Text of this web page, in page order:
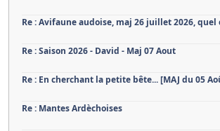
Re : Avifaune audoise, maj 26 juillet 2026, quel
Re : Saison 2026 - David - Maj 07 Aout
Re : En cherchant la petite bête... [MAJ du 05
Re : Mantes Ardèchoises